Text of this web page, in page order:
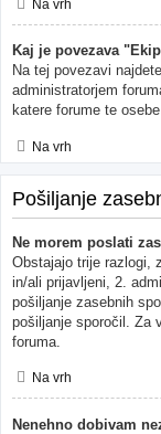
Na vrh
Kaj je povezava
Na tej povezavi
administratorjem
katere forume te
Na vrh
Pošiljanje
Ne morem poslati
Obstajajo trije razlogi,
in/ali prijavljeni, 2.
pošiljanje zasebnih
pošiljanje sporočil. Za
foruma.
Na vrh
Nenehno dobivam